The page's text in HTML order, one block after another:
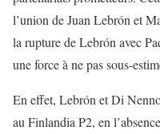
l’union de Juan Lebrón et
la rupture de Lebrón avec
une force à ne pas sous-
En effet, Lebrón et Di
au Finlandia P2, en